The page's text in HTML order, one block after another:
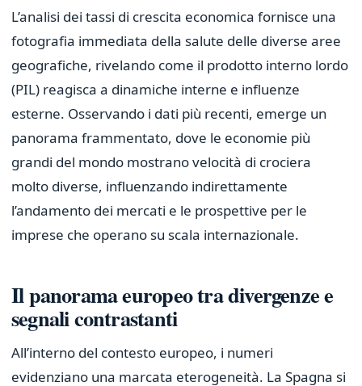
L’analisi dei tassi di crescita economica fornisce una
fotografia immediata della salute delle diverse aree
geografiche, rivelando come il prodotto interno lordo
(PIL) reagisca a dinamiche interne e influenze
esterne. Osservando i dati più recenti, emerge un
panorama frammentato, dove le economie più
grandi del mondo mostrano velocità di crociera
molto diverse, influenzando indirettamente
l’andamento dei mercati e le prospettive per le
imprese che operano su scala internazionale.
Il panorama europeo tra divergenze e
segnali contrastanti
All’interno del contesto europeo, i numeri
evidenziano una marcata eterogeneità. La Spagna si